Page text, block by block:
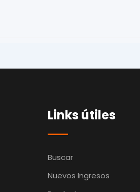
Links útiles
Buscar
Nuevos Ingresos